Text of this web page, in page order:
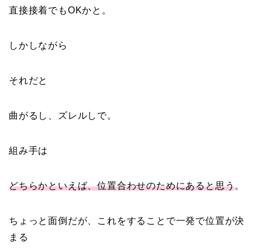
直接接着でもOKかと。
しかしながら
それだと
曲がるし、ズレルしで。
組み手は
どちらかといえば、位置合わせのためにあると思う。
ちょっと面倒だが、これをすることで一発で位置が決
まる